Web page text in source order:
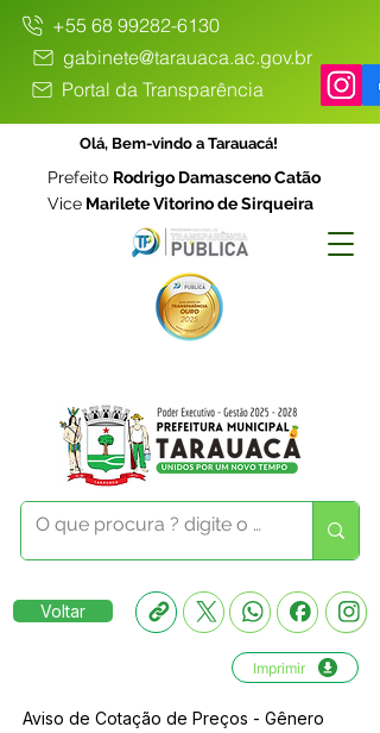
+55 68 99282-6130
gabinete@tarauaca.ac.gov.br
Portal da Transparência
Olá, Bem-vindo a Tarauacá!
Prefeito Rodrigo Damasceno Catão
Vice Marilete Vitorino de Sirqueira
Voltar
Imprimir
Aviso de Cotação de Preços - Gênero